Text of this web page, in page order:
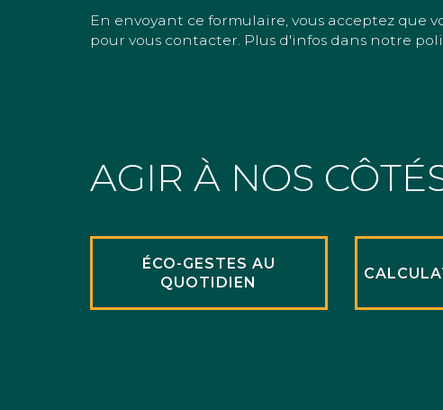
En envoyant ce formulaire, vous acceptez que
pour vous contacter. Plus d'infos dans notre
AGIR À NOS
ÉCO-GESTES AU
QUOTIDIEN